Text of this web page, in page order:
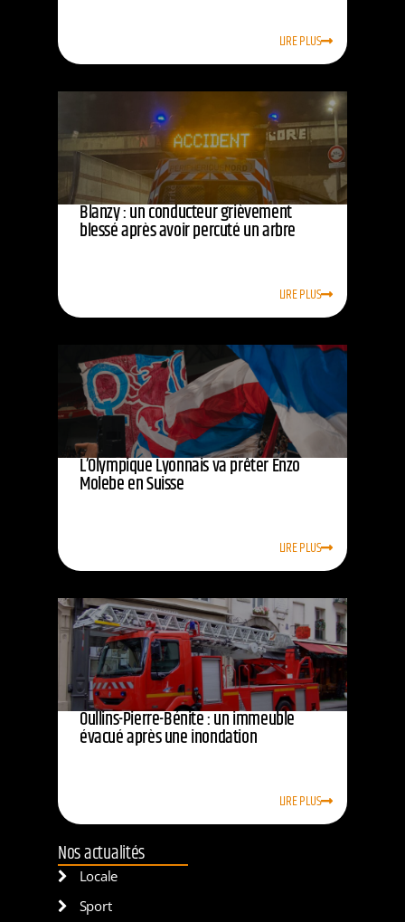
LIRE PLUS
Blanzy : un conducteur grièvement
blessé après avoir percuté un arbre
LIRE PLUS
L’Olympique Lyonnais va prêter Enzo
Molebe en Suisse
LIRE PLUS
Oullins-Pierre-Bénite : un immeuble
évacué après une inondation
LIRE PLUS
Nos actualités
Locale
Sport